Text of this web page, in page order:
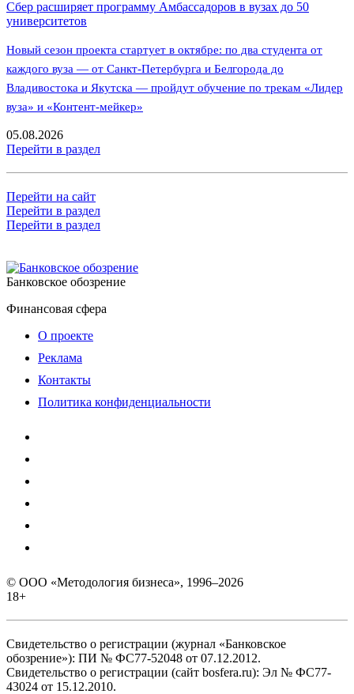
Сбер расширяет программу Амбассадоров в вузах до 50
университетов
Новый сезон проекта стартует в октябре: по два студента от
каждого вуза — от Санкт-Петербурга и Белгорода до
Владивостока и Якутска — пройдут обучение по трекам «Лидер
вуза» и «Контент-мейкер»
05.08.2026
Перейти в раздел
Перейти на сайт
Перейти в раздел
Перейти в раздел
Банковское обозрение
Финансовая сфера
О проекте
Реклама
Контакты
Политика конфиденциальности
© ООО «Методология бизнеса», 1996–2026
18+
Свидетельство о регистрации (журнал «Банковское
обозрение»): ПИ № ФС77-52048 от 07.12.2012.
Свидетельство о регистрации (сайт bosfera.ru): Эл № ФС77-
43024 от 15.12.2010.